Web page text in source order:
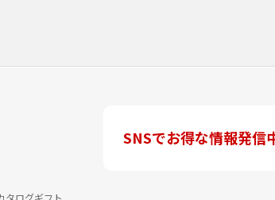
タログギフト
SNSでお得な情報発信